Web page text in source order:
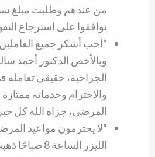
من عندهم وطلبت مبلغ
يوافقوا على استرجاع
“أحب أشكر جميع
وبالأخص الدكتور أحمد
الجراحية، حقيقي تعامله
والاحترام وخدماته
المرضى، جزاه الله كل
“لا يحترمون مواعيد
الليزر الساعة